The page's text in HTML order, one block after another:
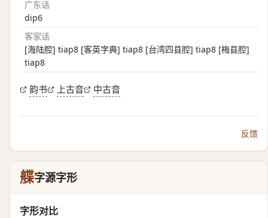
广东话
dip6
客家话
[海陆腔] tiap8 [客英字典] tiap8 [台湾四县腔] tiap8 [梅县腔]
tiap8
韵书 上古音 中古音
反馈
艓字源字形
字形对比